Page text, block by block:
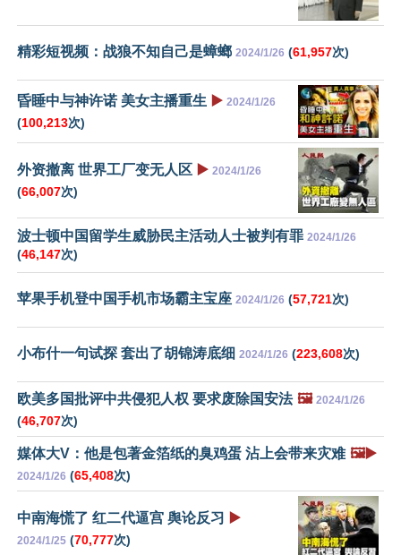
精彩短视频：战狼不知自己是蟑螂 2024/1/26 (61,957次)
昏睡中与神许诺 美女主播重生 ▶️ 2024/1/26
(100,213次)
外资撤离 世界工厂变无人区 ▶️ 2024/1/26
(66,007次)
波士顿中国留学生威胁民主活动人士被判有罪 2024/1/26
(46,147次)
苹果手机登中国手机市场霸主宝座 2024/1/26 (57,721次)
小布什一句试探 套出了胡锦涛底细 2024/1/26 (223,608次)
欧美多国批评中共侵犯人权 要求废除国安法 🖼️ 2024/1/26
(46,707次)
媒体大V：他是包著金箔纸的臭鸡蛋 沾上会带来灾难 🖼️▶️
2024/1/26 (65,408次)
中南海慌了 红二代逼宫 舆论反习 ▶️
2024/1/25 (70,777次)